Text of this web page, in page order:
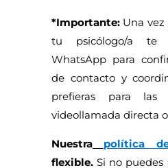
*Importante:Una vez
tu psicólogo/a te
WhatsApp para
de contacto y
prefieras para las
videollamada directa
Nuestra política
flexible.Si no puedes